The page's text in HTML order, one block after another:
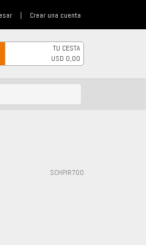
| Crear una cuenta
TU CESTA
USD 0,00
SCHPIR700